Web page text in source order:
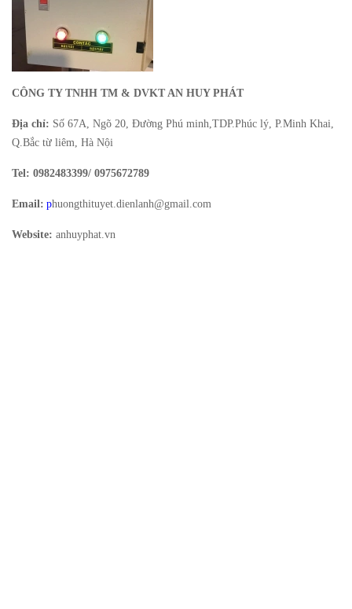
CÔNG TY TNHH TM & DVKT AN HUY PHÁT
Địa chỉ: Số 67A, Ngõ 20, Đường Phú minh,TDP.Phúc lý, P.Minh Khai,
Q.Bắc từ liêm, Hà Nội
Tel: 0982483399/ 0975672789
Email: phuongthituyet.dienlanh@gmail.com
Website: anhuyphat.vn